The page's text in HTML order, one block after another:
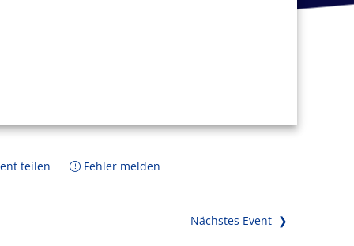
teilen Fehler melden
Nächstes Event ❯